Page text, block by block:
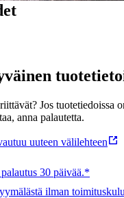
Jos tuotetiedoissa
anna palautetta.
uuteen välilehteen
30 päivää.*
ilman